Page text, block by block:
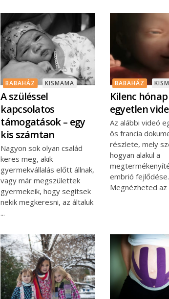
BABAHÁZ KISMAMA
A szüléssel
kapcsolatos
támogatások – egy
kis számtan
Nagyon sok olyan család
keres meg, akik
gyermekvállalás előtt állnak,
vagy már megszülettek
gyermekeik, hogy segítsek
nekik megkeresni, az általuk
BABAHÁZ
Kilenc hónap
egyetlen
Az alábbi videó
ös francia
részlete, mely
hogyan alakul a
embrió fejlődése.
Megnézheted az